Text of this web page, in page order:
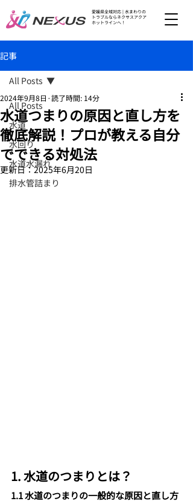
愛媛県全域対応 | 水まわりの
トラブルならネクサスアクア
ホットラインへ！
記事
All Posts
水道
水回り
水道水漏れ
排水管詰まり
All Posts
水道つまりの原因と直し方を
徹底解説！プロが教える自分
でできる対処法
2024年9月8日 読了時間: 14分
更新日：2025年6月20日
1. 水道のつまりとは？
1.1 水道のつまりの一般的な原因と直し方